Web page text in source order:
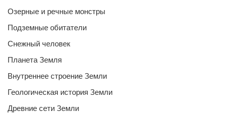
Озерные и речные монстры
Подземные обитатели
Снежный человек
Планета Земля
Внутреннее строение Земли
Геологическая история Земли
Древние сети Земли